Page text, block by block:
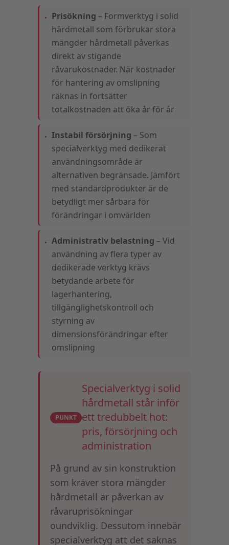
Prisökning – Formverktyg i solid
hårdmetall som förbrukar stora
mängder hårdmetall påverkas
direkt av stigande
råvarukostnader. När kostnader
för hantering av omslipning
räknas in fortsätter
totalkostnaden att öka år för år
Instabil försörjning – Som
specialverktyg med dedikerat
användningsområde är
alternativen begränsade. Jämfört
med standardprodukter är de
betydligt mer sårbara för
förändringar i omvärlden
Administrativ belastning – Vid
användning av flera typer av
dedikerade verktyg krävs
betydande arbete för
lagerhantering,
tillgänglighetskontroll och
styrning av
dimensionsförändringar efter
omslipning
PUNKT
Specialverktyg i solid
hårdmetall står inför
ett tredubbelt hot:
pris, försörjning och
administration
På grund av sin konstruktion
som kräver stora mängder
hårdmetall är påverkan av
råvaruprisökningar
oundviklig. Dessutom innebär
specialverktyg att det saknas